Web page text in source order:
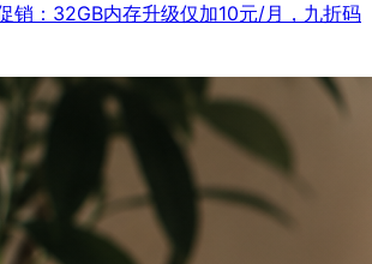
销：32GB内存升级仅加10元/月，九折码